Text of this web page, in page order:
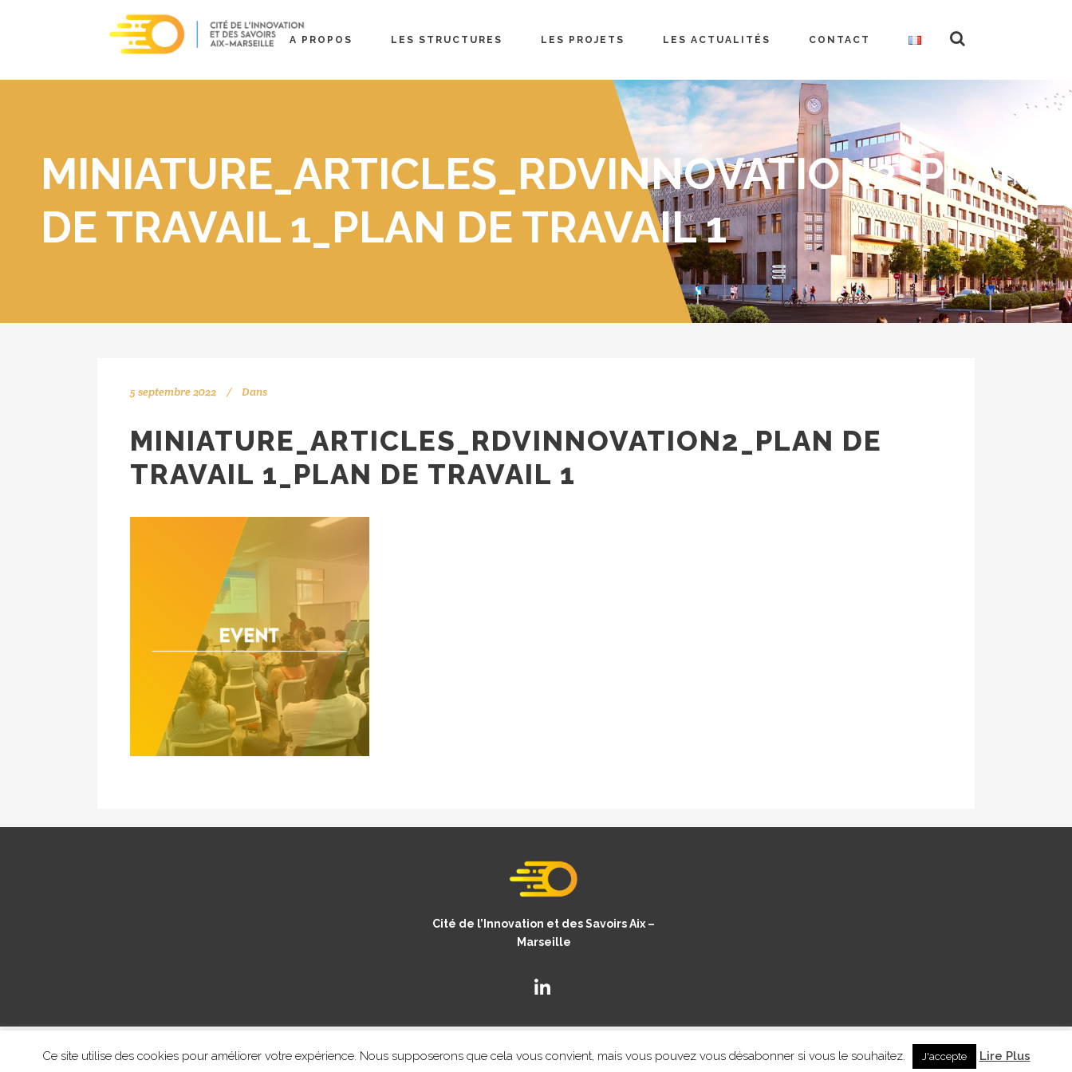
A PROPOS LES STRUCTURES LES PROJETS LES ACTUALITÉS CONTACT
MINIATURE_ARTICLES_RDVINNOVATION2_PLAN
DE TRAVAIL 1_PLAN DE TRAVAIL 1
5 septembre 2022 Dans
MINIATURE_ARTICLES_RDVINNOVATION2_PLAN DE
TRAVAIL 1_PLAN DE TRAVAIL 1
Cité de l’Innovation et des Savoirs Aix –
Marseille
© Copyright CISAM 2020- MENTIONS LEGALES
Ce site utilise des cookies pour améliorer votre expérience. Nous supposerons que cela vous convient, mais vous pouvez vous désabonner si vous le souhaitez. J'accepte Lire Plus